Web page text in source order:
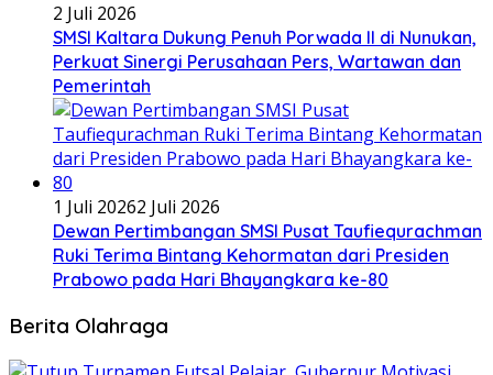
2 Juli 2026
SMSI Kaltara Dukung Penuh Porwada II di Nunukan,
Perkuat Sinergi Perusahaan Pers, Wartawan dan
Pemerintah
1 Juli 20262 Juli 2026
Dewan Pertimbangan SMSI Pusat Taufiequrachman
Ruki Terima Bintang Kehormatan dari Presiden
Prabowo pada Hari Bhayangkara ke-80
Berita Olahraga